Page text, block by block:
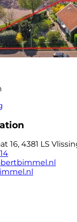
16, 4381 LS